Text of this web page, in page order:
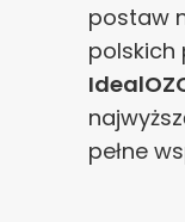
postaw
polskich
pełne